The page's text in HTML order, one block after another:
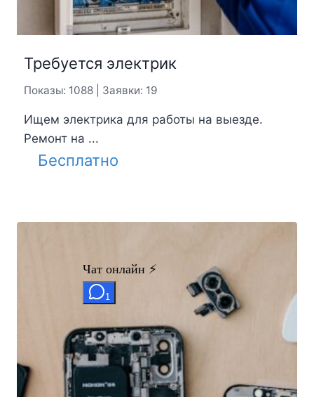
Требуется электрик
Показы: 1088 | Заявки: 19
Ищем электрика для работы на выезде.
Ремонт на ...
Бесплатно